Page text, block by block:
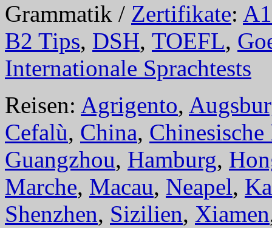
Grammatik / Zertifikate: A1
B2 Tips, DSH, TOEFL,
Internationale Sprachtests
Reisen: Agrigento,
Cefalù, China, Chinesische
Guangzhou, Hamburg,
Marche, Macau, Neapel,
Shenzhen, Sizilien, Xiamen